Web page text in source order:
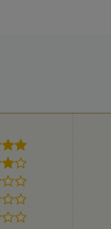
5 hvězdiček
4 hvězdičky
3 hvězdičky